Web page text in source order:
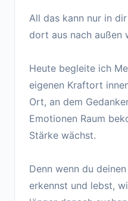
All das kann nur in
dort aus nach außen
Heute begleite ich
eigenen Kraftort
Ort, an dem
Emotionen Raum
Stärke wächst.
Denn wenn du
erkennst und lebst,